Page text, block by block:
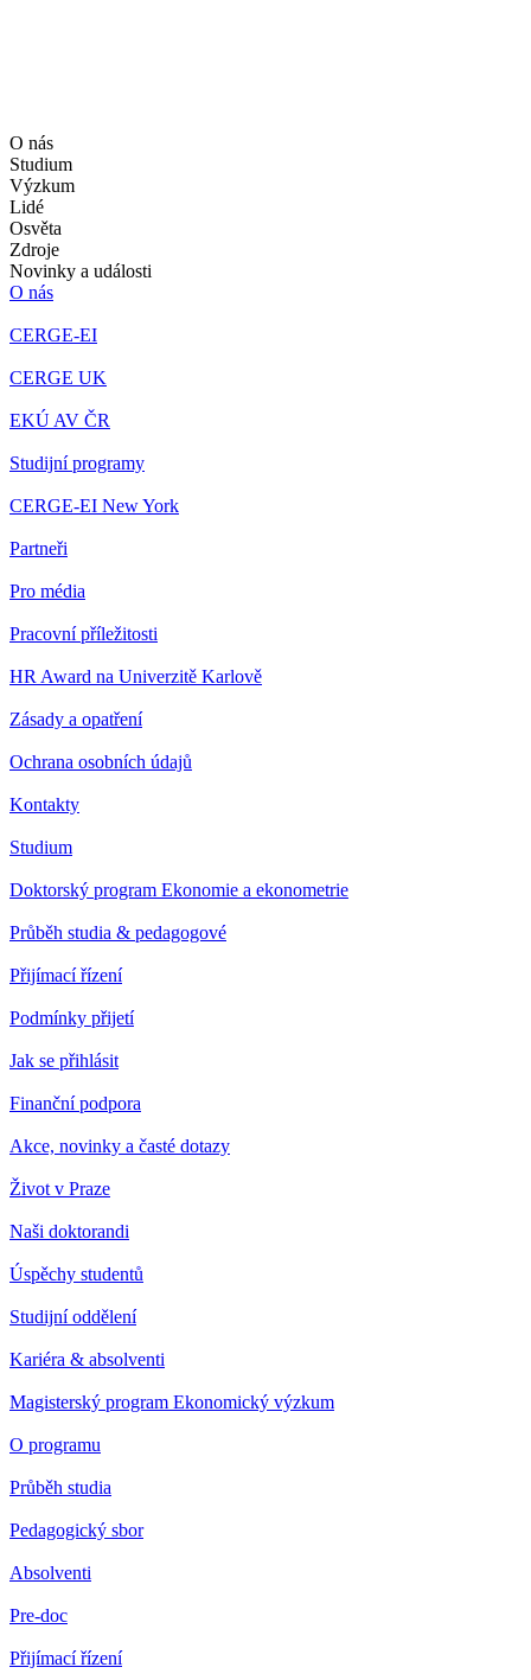
O nás
Studium
Výzkum
Lidé
Osvěta
Zdroje
Novinky a události
O nás
CERGE-EI
CERGE UK
EKÚ AV ČR
Studijní programy
CERGE-EI New York
Partneři
Pro média
Pracovní příležitosti
HR Award na Univerzitě Karlově
Zásady a opatření
Ochrana osobních údajů
Kontakty
Studium
Doktorský program Ekonomie a ekonometrie
Průběh studia & pedagogové
Přijímací řízení
Podmínky přijetí
Jak se přihlásit
Finanční podpora
Akce, novinky a časté dotazy
Život v Praze
Naši doktorandi
Úspěchy studentů
Studijní oddělení
Kariéra & absolventi
Magisterský program Ekonomický výzkum
O programu
Průběh studia
Pedagogický sbor
Absolventi
Pre-doc
Přijímací řízení